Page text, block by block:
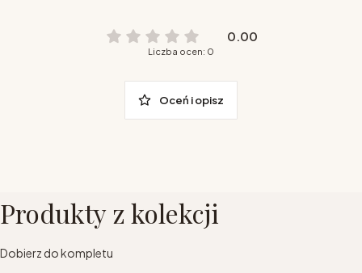
0.00
Liczba ocen: 0
Oceń i opisz
Produkty z kolekcji
Dobierz do kompletu